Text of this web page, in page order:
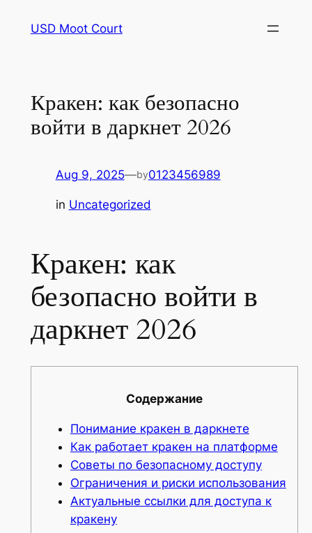
USD Moot Court
Кракен: как безопасно
войти в даркнет 2026
Aug 9, 2025—by0123456989
in Uncategorized
Кракен: как
безопасно войти в
даркнет 2026
Содержание
Понимание кракен в даркнете
Как работает кракен на платформе
Советы по безопасному доступу
Ограничения и риски использования
Актуальные ссылки для доступа к
кракену